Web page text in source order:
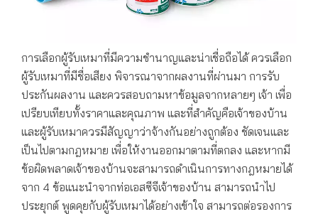
การเลือกผู้รับเหมาที่มีความชำนาญและน่าเชื่อถือได้ ควรเลือก
ผู้รับเหมาที่มีชื่อเสียง พิจารณาจากผลงานที่ผ่านมา การรับ
ประกันผลงาน และควรสอบถามหาข้อมูลจากหลายๆ เจ้า เพื่อ
เปรียบเทียบทั้งราคาและคุณภาพ และที่สำคัญคือเจ้าของบ้าน
และผู้รับเหมาควรมีสัญญาว่าจ้างกันอย่างถูกต้อง ชัดเจนและ
เป็นไปตามกฎหมาย เพื่อให้งานออกมาตามที่ตกลง และหากมี
ข้อผิดพลาดเจ้าของบ้านจะสามารถดำเนินการทางกฎหมายได้
จาก 4 ข้อแนะนำจากท่อเอสซีจีเจ้าของบ้าน สามารถนำไป
ประยุกต์ พูดคุยกับผู้รับเหมาได้อย่างเข้าใจ สามารถต่อรองการ